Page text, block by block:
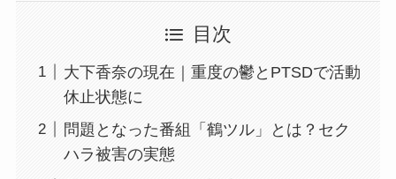
目次
大下香奈の現在｜重度の鬱とPTSDで活動
休止状態に
問題となった番組「鶴ツル」とは？セク
ハラ被害の実態